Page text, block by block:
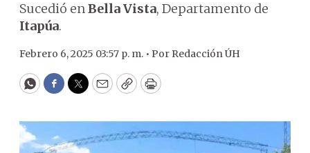
Sucedió enBella Vista, Departamento de
Itapúa.
Febrero 6, 2025 03:57 p. m. • Por Redacción ÚH
WhatsApp
Facebook
Twitter
EmailCopyPrint